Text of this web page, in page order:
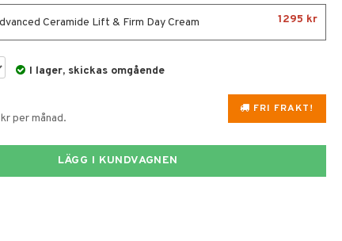
Ceramide Lift & Firm Day Cream 1295 kr
I lager, skickas omgående
FRI FRAKT!
per månad.
LÄGG I KUNDVAGNEN